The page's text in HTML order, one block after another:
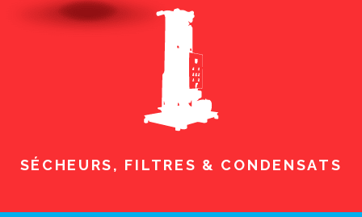
SÉCHEURS, FILTRES & CONDENSATS